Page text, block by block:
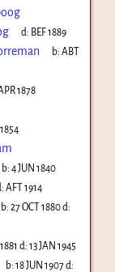
d: BEF 1889
b:ABT
1878
b:4 JUN 1840
AFT 1914
b:27 OCT 1880d:
d:13 JAN 1945
b:18 JUN 1907d: